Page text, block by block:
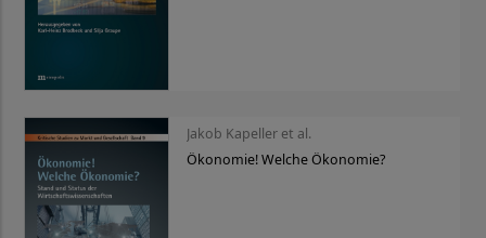
Jakob Kapeller et al.
Ökonomie! Welche Ökonomie?